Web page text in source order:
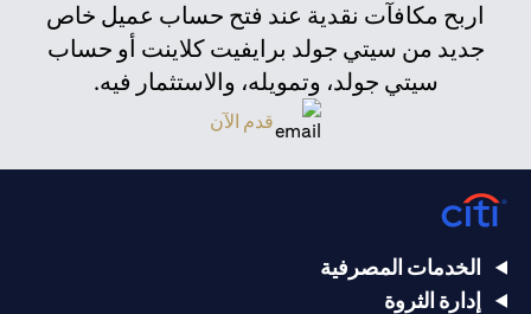
اربح مكافآت نقدية عند فتح حساب عميل خاص
جديد من سيتي جولد برايفيت كلاينت أو حساب
سيتي جولد، وتمويله، والاستثمار فيه.
قدم الآن
الخدمات المصرفية
إدارة الثروة